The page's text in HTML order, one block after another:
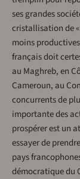
ses grandes
cristallisation de
moins
français doit
au Maghreb, en
Cameroun, au
concurrents de
importante des
prospérer est un
essayer de
pays
démocratique du